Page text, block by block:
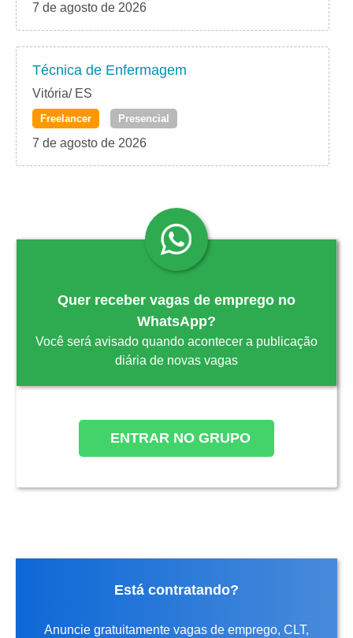
7 de agosto de 2026
Técnica de Enfermagem
Vitória/ ES
Freelancer Presencial
7 de agosto de 2026
Quer receber vagas de emprego no
WhatsApp?
Você será avisado quando acontecer a publicação
diária de novas vagas
ENTRAR NO GRUPO
Está contratando?
Anuncie gratuitamente vagas de emprego, CLT,